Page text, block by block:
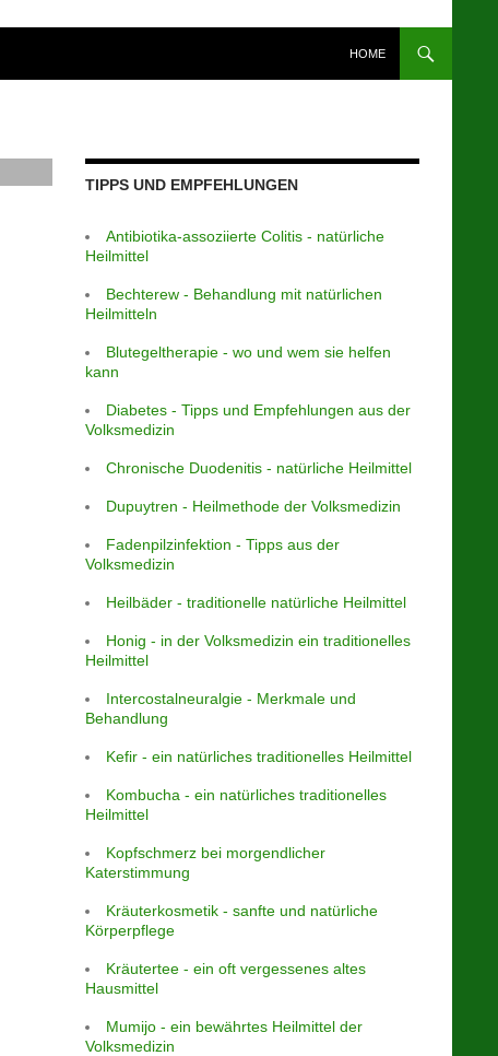
HOME
TIPPS UND EMPFEHLUNGEN
Antibiotika-assoziierte Colitis - natürliche
Heilmittel
Bechterew - Behandlung mit natürlichen
Heilmitteln
Blutegeltherapie - wo und wem sie helfen
kann
Diabetes - Tipps und Empfehlungen aus der
Volksmedizin
Chronische Duodenitis - natürliche Heilmittel
Dupuytren - Heilmethode der Volksmedizin
Fadenpilzinfektion - Tipps aus der
Volksmedizin
Heilbäder - traditionelle natürliche Heilmittel
Honig - in der Volksmedizin ein traditionelles
Heilmittel
Intercostalneuralgie - Merkmale und
Behandlung
Kefir - ein natürliches traditionelles Heilmittel
Kombucha - ein natürliches traditionelles
Heilmittel
Kopfschmerz bei morgendlicher
Katerstimmung
Kräuterkosmetik - sanfte und natürliche
Körperpflege
Kräutertee - ein oft vergessenes altes
Hausmittel
Mumijo - ein bewährtes Heilmittel der
Volksmedizin